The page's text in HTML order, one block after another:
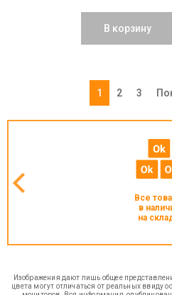
В корзину
1 2 3
Все
в
на
Изображения дают лишь общее
цвета могут отличаться от реальных ввиду